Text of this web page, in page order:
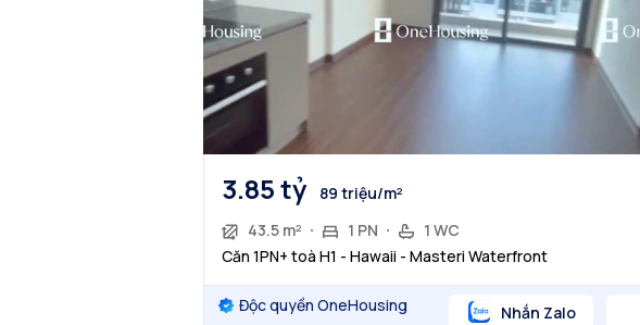
3.85 tỷ
89 triệu/m²
43.5 m²
1 PN
1 WC
Căn 1PN+ toà H1 - Hawaii - Masteri Waterfront
Độc quyền OneHousing Nhắn Zalo